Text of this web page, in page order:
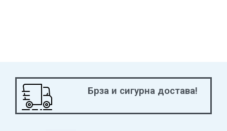
Брза и сигурна достава!